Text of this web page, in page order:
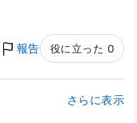
報告 役に立った 0
さらに表示